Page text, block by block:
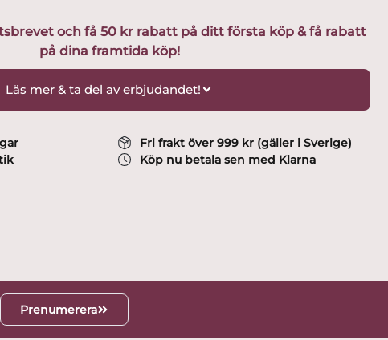
och få 50 kr rabatt på ditt första köp & få rabatt
på dina framtida köp!
Läs mer & ta del av erbjudandet!
Fri frakt över 999 kr (gäller i Sverige)
Köp nu betala sen med Klarna
Prenumerera